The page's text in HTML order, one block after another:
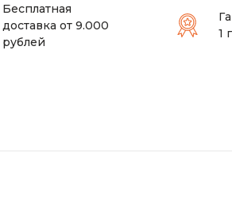
Бесплатная
доставка от 9.000
рублей
1